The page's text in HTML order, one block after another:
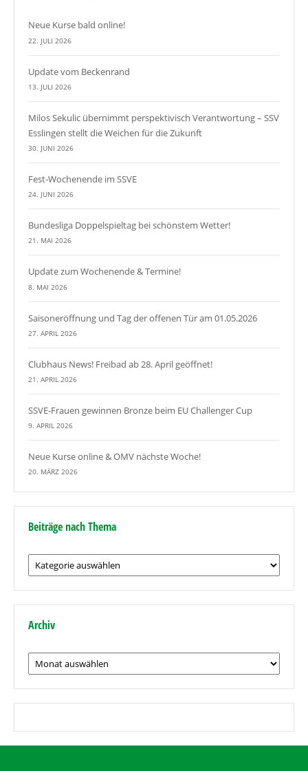
Neue Kurse bald online!
22. JULI 2026
Update vom Beckenrand
13. JULI 2026
Milos Sekulic übernimmt perspektivisch Verantwortung – SSV
Esslingen stellt die Weichen für die Zukunft
30. JUNI 2026
Fest-Wochenende im SSVE
24. JUNI 2026
Bundesliga Doppelspieltag bei schönstem Wetter!
21. MAI 2026
Update zum Wochenende & Termine!
8. MAI 2026
Saisoneröffnung und Tag der offenen Tür am 01.05.2026
27. APRIL 2026
Clubhaus News! Freibad ab 28. April geöffnet!
21. APRIL 2026
SSVE-Frauen gewinnen Bronze beim EU Challenger Cup
9. APRIL 2026
Neue Kurse online & OMV nächste Woche!
20. MÄRZ 2026
Beiträge nach Thema
Beiträge
nach
Thema
Archiv
Archiv